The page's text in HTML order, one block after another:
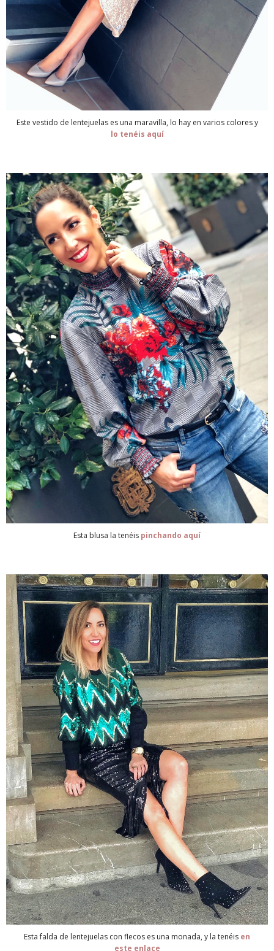
Este vestido de lentejuelas es una maravilla, lo hay en varios colores y
lo tenéis aquí
Esta blusa la tenéis pinchando aquí
Esta falda de lentejuelas con flecos es una monada, y la tenéis en
este enlace